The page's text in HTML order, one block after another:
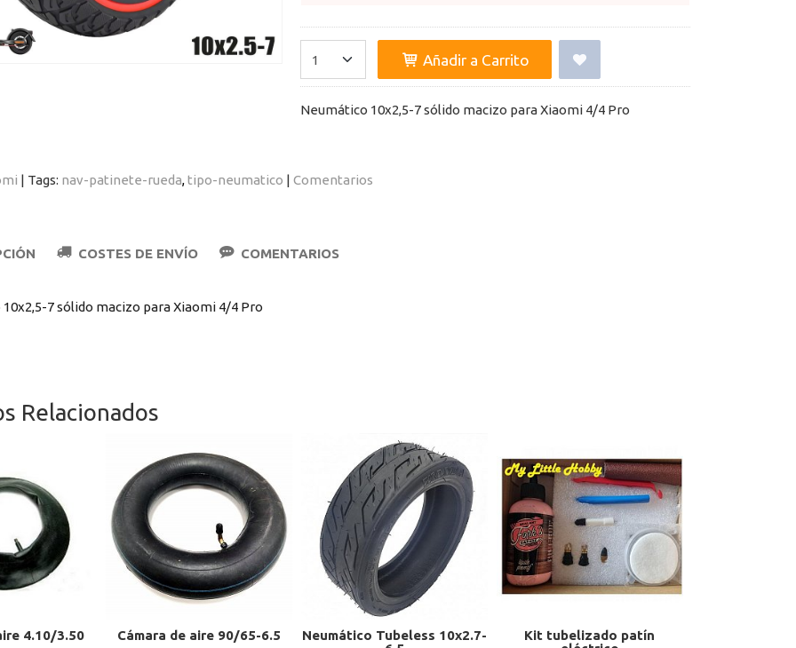
Añadir a Carrito
Neumático 10x2,5-7 sólido macizo para Xiaomi 4/4 Pro
| Tags: nav-patinete-rueda tipo-neumatico | Comentarios
COSTES DE ENVÍO COMENTARIOS
7 sólido macizo para Xiaomi 4/4 Pro
Relacionados
4.10/3.50 Cámara de aire 90/65-6.5
Neumático Tubeless 10x2.7-
Kit tubelizado patín